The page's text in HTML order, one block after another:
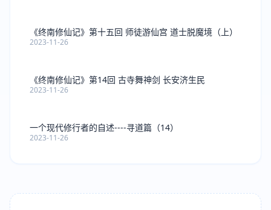
《终南修仙记》第十五回 师徒游仙宫 道士脱魔境（上）
2023-11-26
《终南修仙记》第14回 古寺舞神剑 长安济生民
2023-11-26
一个现代修行者的自述----寻道篇（14）
2023-11-26